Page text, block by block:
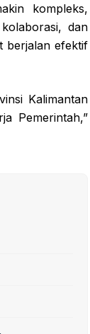
kompleks,
dan
berjalan efektif
Kalimantan
Pemerintah,”